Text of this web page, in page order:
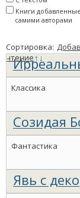
Книги добавленные
самими авторами
Сортировка:
чтение↑↓
Классика
Созидая
Фантастика
Явь с